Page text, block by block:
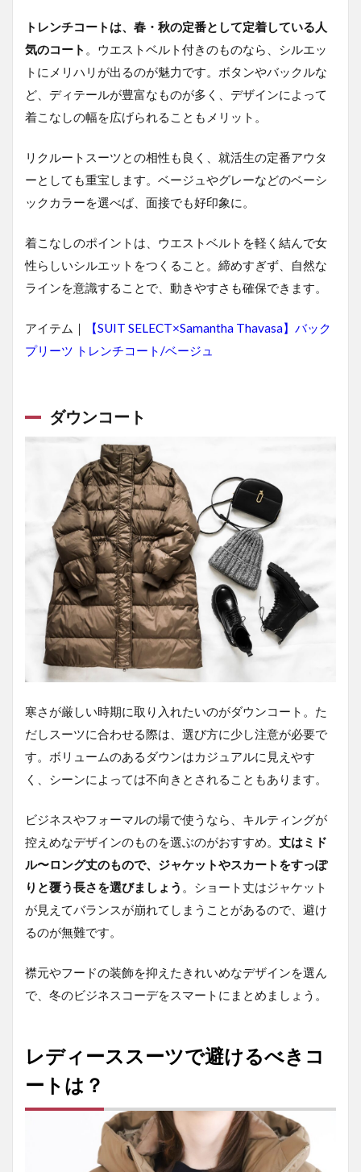
セ
ク
ト
お
ま
トレンチコートは、春・秋の定番として定着している人
気のコート 。ウエストベルト付きのものなら、シルエッ
トにメリハリが出るのが魅力です。ボタンやバックルな
ど、ディテールが豊富なものが多く、デザインによって
着こなしの幅を広げられることもメリット。
リクルートスーツとの相性も良く、就活生の定番アウタ
ーとしても重宝します。ベージュやグレーなどのベーシ
ックカラーを選べば、面接でも好印象に。
着こなしのポイントは、ウエストベルトを軽く結んで女
性らしいシルエットをつくること。締めすぎず、自然な
ラインを意識することで、動きやすさも確保できます。
アイテム｜
【SUIT SELECT×Samantha Thavasa】バック
プリーツ トレンチコート/ベージュ
ダウンコート
寒さが厳しい時期に取り入れたいのがダウンコート。た
だしスーツに合わせる際は、選び方に少し注意が必要で
す。ボリュームのあるダウンはカジュアルに見えやす
く、シーンによっては不向きとされることもあります。
ビジネスやフォーマルの場で使うなら、キルティングが
控えめなデザインのものを選ぶのがおすすめ。 丈はミド
ル〜ロング丈のもので、ジャケットやスカートをすっぽ
りと覆う長さを選びましょう
。ショート丈はジャケット
が見えてバランスが崩れてしまうことがあるので、避け
るのが無難です。
襟元やフードの装飾を抑えたきれいめなデザインを選ん
で、冬のビジネスコーデをスマートにまとめましょう。
レディーススーツで避けるべきコ
ートは？